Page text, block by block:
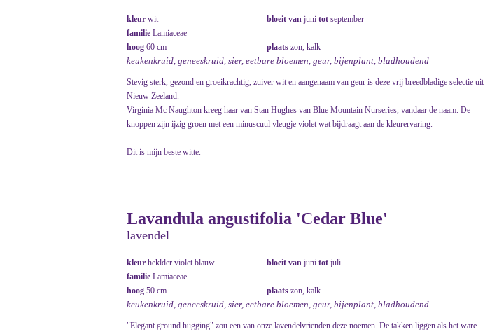
kleur wit bloeit van juni tot september
familie Lamiaceae
hoog 60 cm plaats zon, kalk
keukenkruid, geneeskruid, sier, eetbare bloemen, geur, bijenplant, bladhoudend
Stevig sterk, gezond en groeikrachtig, zuiver wit en aangenaam van geur is deze vrij breedbladige selectie uit
Nieuw Zeeland.
Virginia Mc Naughton kreeg haar van Stan Hughes van Blue Mountain Nurseries, vandaar de naam. De
knoppen zijn ijzig groen met een minuscuul vleugje violet wat bijdraagt aan de kleurervaring.
Dit is mijn beste witte.
Lavandula angustifolia 'Cedar Blue'
lavendel
kleur heklder violet blauw bloeit van juni tot juli
familie Lamiaceae
hoog 50 cm plaats zon, kalk
keukenkruid, geneeskruid, sier, eetbare bloemen, geur, bijenplant, bladhoudend
"Elegant ground hugging" zou een van onze lavendelvrienden deze noemen. De takken liggen als het ware